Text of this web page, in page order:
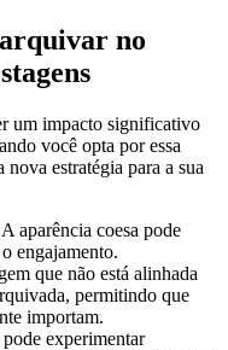
no
um impacto significativo
você opta ‌por essa
estratégia para a sua
A ​aparência coesa pode
engajamento.
⁢que não está alinhada
permitindo que⁤
importam.
‌experimentar